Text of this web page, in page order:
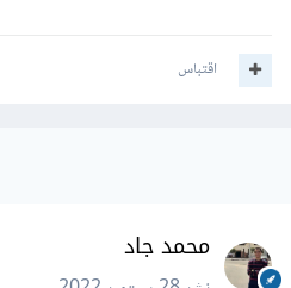
اقتباس
محمد جاد